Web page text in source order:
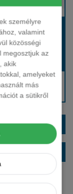
személyre
valamint
közösségi
megosztjuk az
akik
amelyeket
más
a sütikről
bennünket!